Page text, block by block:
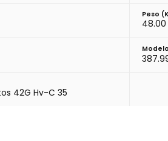
Peso
48.00
42G Hv-C 35